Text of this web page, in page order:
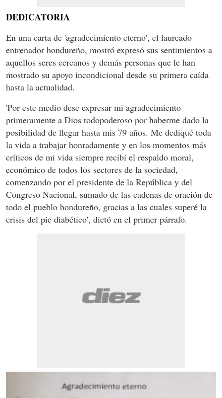
DEDICATORIA
En una carta de 'agradecimiento eterno', el laureado
entrenador hondureño, mostró expresó sus sentimientos a
aquellos seres cercanos y demás personas que le han
mostrado su apoyo incondicional desde su primera caída
hasta la actualidad.
'Por este medio dese expresar mi agradecimiento
primeramente a Dios todopoderoso por haberme dado la
posibilidad de llegar hasta mis 79 años. Me dediqué toda
la vida a trabajar honradamente y en los momentos más
críticos de mi vida siempre recibí el respaldo moral,
económico de todos los sectores de la sociedad,
comenzando por el presidente de la República y del
Congreso Nacional, sumado de las cadenas de oración de
todo el pueblo hondureño, gracias a las cuales superé la
crisis del pie diabético', dictó en el primer párrafo.